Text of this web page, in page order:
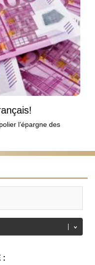
l’épargne des
: